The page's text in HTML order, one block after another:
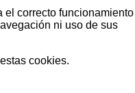
el correcto funcionamiento
ni uso de sus
cookies.